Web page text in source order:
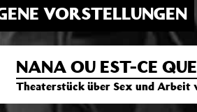
VORSTELLUNGEN
NANA OU EST-CE
Theaterstück über Sex und Arbeit